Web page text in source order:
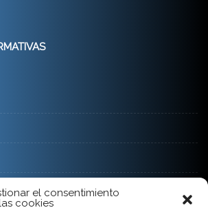
el consentimiento
cookies
de venta y servicio